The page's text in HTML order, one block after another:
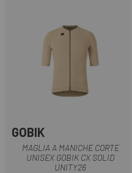
GOBIK
MAGLIA A MANICHE CORTE
UNISEX GOBIK CX SOLID
UNITY26